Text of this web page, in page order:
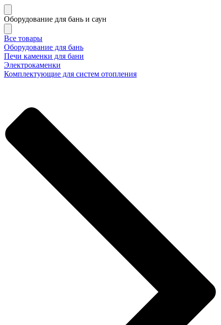
Оборудование для бань и саун
Все товары
Оборудование для бань
Печи каменки для бани
Электрокаменки
Комплектующие для систем отопления